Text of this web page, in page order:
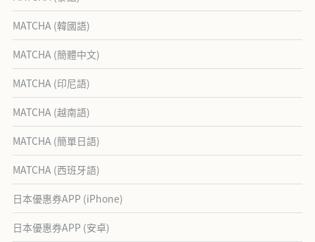
MATCHA (韓國語)
MATCHA (簡體中文)
MATCHA (印尼語)
MATCHA (越南語)
MATCHA (簡單日語)
MATCHA (西班牙語)
日本優惠券APP (iPhone)
日本優惠券APP (安卓)